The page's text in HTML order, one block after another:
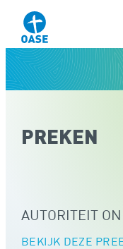
PREKEN
AUTORITEIT
BEKIJK DEZE